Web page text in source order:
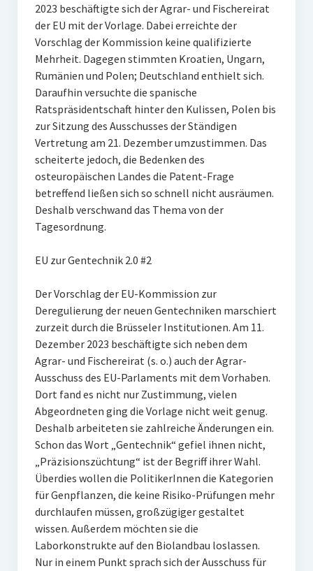
2023 beschäftigte sich der Agrar- und Fischereirat
der EU mit der Vorlage. Dabei erreichte der
Vorschlag der Kommission keine qualifizierte
Mehrheit. Dagegen stimmten Kroatien, Ungarn,
Rumänien und Polen; Deutschland enthielt sich.
Daraufhin versuchte die spanische
Ratspräsidentschaft hinter den Kulissen, Polen bis
zur Sitzung des Ausschusses der Ständigen
Vertretung am 21. Dezember umzustimmen. Das
scheiterte jedoch, die Bedenken des
osteuropäischen Landes die Patent-Frage
betreffend ließen sich so schnell nicht ausräumen.
Deshalb verschwand das Thema von der
Tagesordnung.
EU zur Gentechnik 2.0 #2
Der Vorschlag der EU-Kommission zur
Deregulierung der neuen Gentechniken marschiert
zurzeit durch die Brüsseler Institutionen. Am 11.
Dezember 2023 beschäftigte sich neben dem
Agrar- und Fischereirat (s. o.) auch der Agrar-
Ausschuss des EU-Parlaments mit dem Vorhaben.
Dort fand es nicht nur Zustimmung, vielen
Abgeordneten ging die Vorlage nicht weit genug.
Deshalb arbeiteten sie zahlreiche Änderungen ein.
Schon das Wort „Gentechnik“ gefiel ihnen nicht,
„Präzisionszüchtung“ ist der Begriff ihrer Wahl.
Überdies wollen die PolitikerInnen die Kategorien
für Genpflanzen, die keine Risiko-Prüfungen mehr
durchlaufen müssen, großzügiger gestaltet
wissen. Außerdem möchten sie die
Laborkonstrukte auf den Biolandbau loslassen.
Nur in einem Punkt sprach sich der Ausschuss für